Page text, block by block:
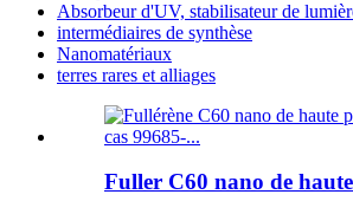
Absorbeur d'UV, stabilisateur de
intermédiaires de synthèse
Nanomatériaux
terres rares et alliages
Fuller C60 nano de